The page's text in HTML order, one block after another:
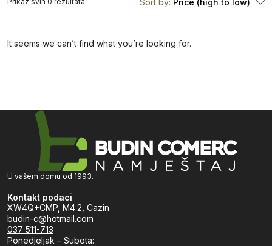
Sort by: Price (high to low)
It seems we can’t find what you’re looking for.
U vašem domu od 1993.
Kontakt podaci
XW4Q+CMP, M4.2, Cazin
budin-c@hotmail.com
037 511-713
Ponedjeljak – Subota: